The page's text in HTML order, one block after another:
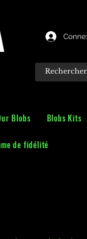
Blobs Blobs Kits
de fidélité